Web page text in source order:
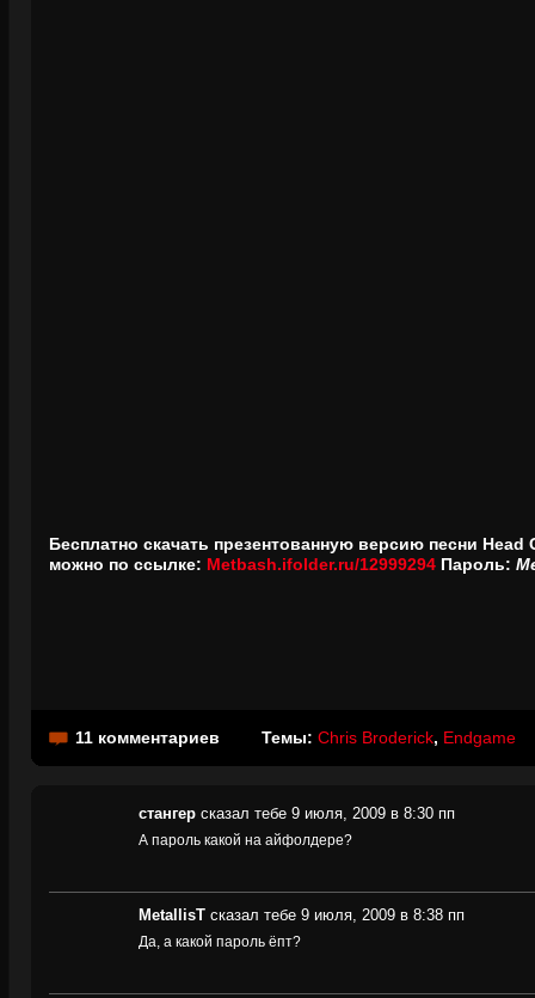
Бесплатно скачать презентованную версию песни Head
можно по ссылке: Metbash.ifolder.ru/12999294 Пароль:
11 комментариев Темы: Chris Broderick, Endgame
стангер сказал тебе 9 июля, 2009 в 8:30 пп
А пароль какой на айфолдере?
MetallisT сказал тебе 9 июля, 2009 в 8:38 пп
Да, а какой пароль ёпт?